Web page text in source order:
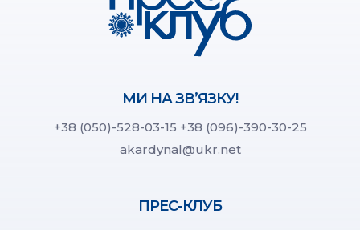
МИ НА ЗВ’ЯЗКУ!
+38 (050)-528-03-15 +38 (096)-390-30-25
akardynal@ukr.net
ПРЕС-КЛУБ